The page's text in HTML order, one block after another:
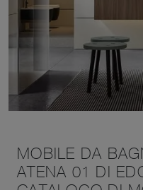
MOBILE DA
ATENA 01 DI